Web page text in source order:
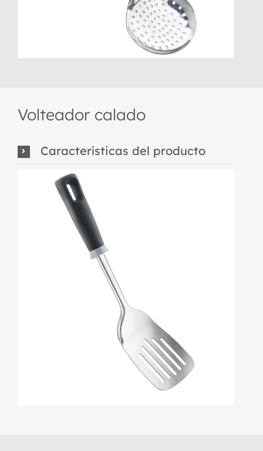
Volteador calado
Características del producto